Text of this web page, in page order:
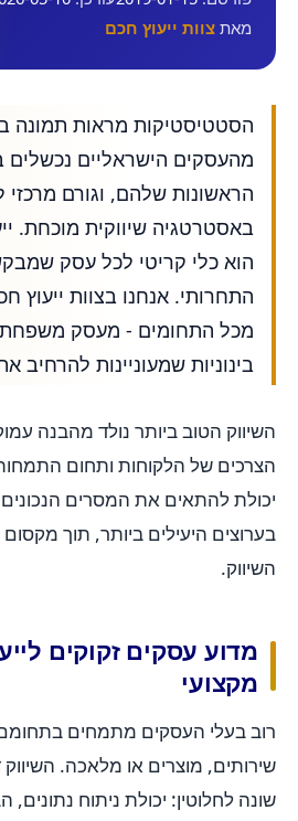
מאתצוות ייעוץ חכם
מהעסקים הישראליים
הראשונות שלהם, וגורם מרכזי
באסטרטגיה שיווקית מוכחת.
הוא כלי קריטי לכל עסק
התחרותי. אנחנו בצוות ייעוץ
מכל התחומים - מעסק
בינוניות שמעוניינות להרחיב
השיווק הטוב ביותר נולד מהבנה
הצרכים של הלקוחות ותחום
יכולת להתאים את המסרים
בערוצים היעילים ביותר, תוך
השיווק.
מדוע עסקים זקוקים
מקצועי
רוב בעלי העסקים מתמחים בתחומם
שירותים, מוצרים או מלאכה.
שונה לחלוטין: יכולת ניתוח